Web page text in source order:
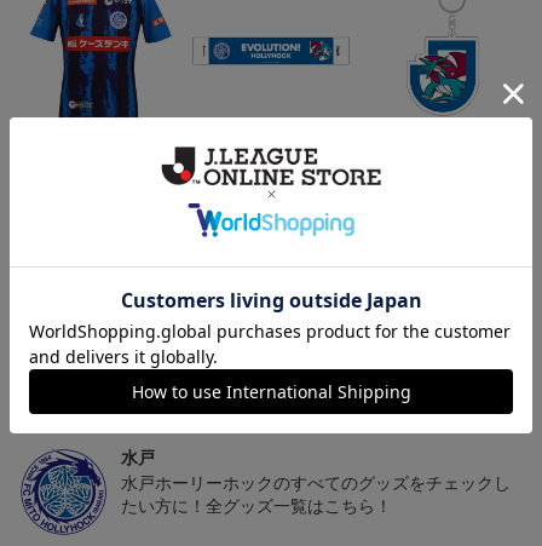
センティックユニフォー
水戸ホーリーホック ボ
ーマンダ タオルマフラー
2,500円
ーマンダ キーホルダー
1,100円
トピックス
水戸
こだわりのデザインに注目！タオルマフラーは応援
水戸
水戸ホーリーホックのすべてのグッズをチェックし
たい方に！全グッズ一覧はこちら！